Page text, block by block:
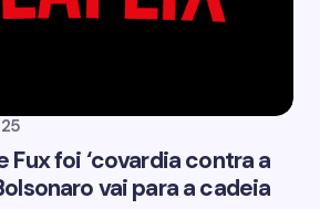
Fux foi ‘covardia contra a
vai para a cadeia